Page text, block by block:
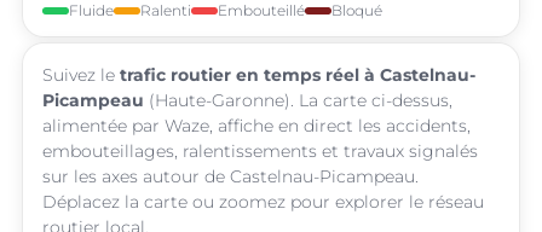
Fluide Ralenti Embouteillé Bloqué
Suivez le trafic routier en temps réel à Castelnau-
Picampeau (Haute-Garonne). La carte ci-dessus,
alimentée par Waze, affiche en direct les accidents,
embouteillages, ralentissements et travaux signalés
sur les axes autour de Castelnau-Picampeau.
Déplacez la carte ou zoomez pour explorer le réseau
routier local.